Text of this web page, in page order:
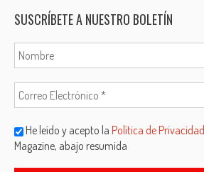
SUSCRÍBETE A NUESTRO BOLETÍN
He leído y acepto laPolítica de Privacidad
Magazine, abajo resumida